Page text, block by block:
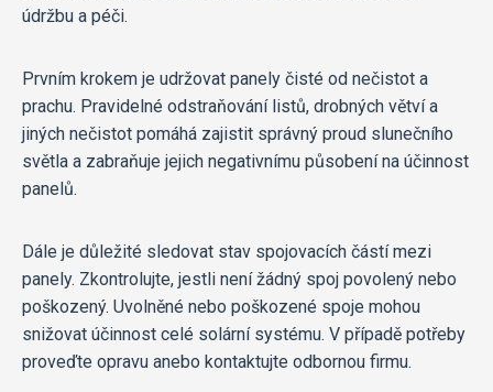
údržbu a péči.
Prvním krokem je udržovat panely čisté od nečistot a
prachu. Pravidelné odstraňování listů, drobných větví a
jiných nečistot pomáhá zajistit správný proud slunečního
světla a zabraňuje jejich negativnímu působení na účinnost
panelů.
Dále je důležité sledovat stav spojovacích částí mezi
panely. Zkontrolujte, jestli není žádný spoj povolený nebo
poškozený. Uvolněné nebo poškozené spoje mohou
snižovat účinnost celé solární systému. V případě potřeby
proveďte opravu anebo kontaktujte odbornou firmu.